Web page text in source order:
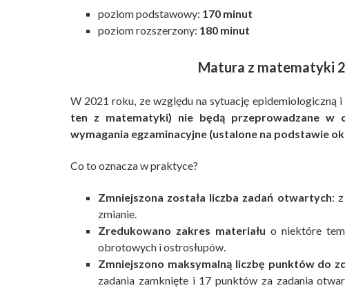
poziom podstawowy: 170 minut
poziom rozszerzony: 180 minut
Matura z matematyki
W 2021 roku, ze względu na sytuację epidemiologiczną i
ten z matematyki) nie będą przeprowadzane
wymagania egzaminacyjne (ustalone na podstawie
Co to oznacza w praktyce?
Zmniejszona została liczba zadań otwartych:
zmianie.
Zredukowano zakres materiału o niektóre
obrotowych i ostrosłupów.
Zmniejszono maksymalną liczbę punktów do
zadania zamknięte i 17 punktów za zadania